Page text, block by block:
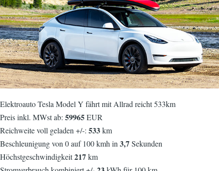
Elektroauto Tesla Model Y fährt mit Allrad reicht 533km
Preis inkl. MWst ab: 59965EUR
Reichweite voll geladen +/-: 533km
Beschleunigung von 0 auf 100 kmh in 3,7Sekunden
Höchstgeschwindigkeit217km